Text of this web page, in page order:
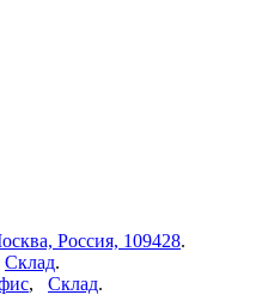
Россия, 109428.
Склад.
, Склад.